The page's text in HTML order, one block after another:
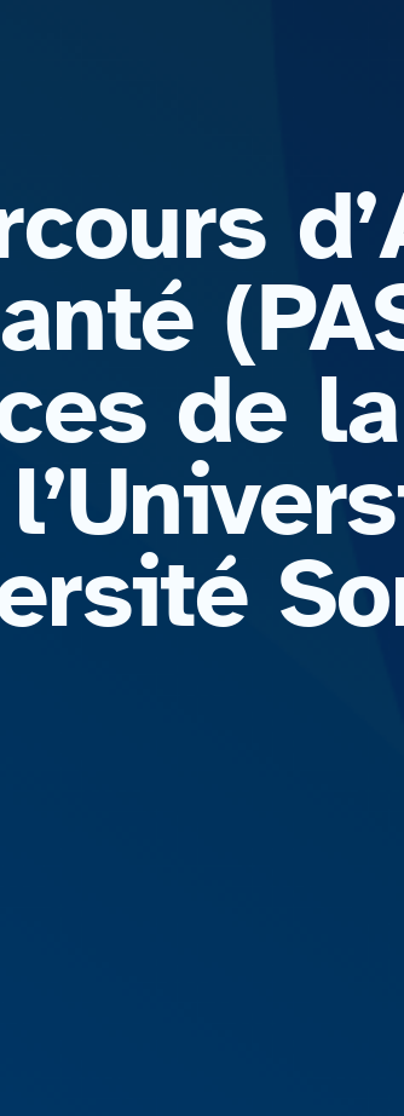
de